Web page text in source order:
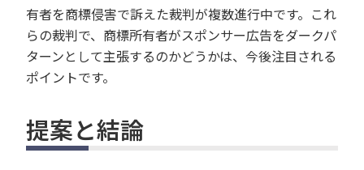
有者を商標侵害で訴えた裁判が複数進行中です。これ
らの裁判で、商標所有者がスポンサー広告をダークパ
ターンとして主張するのかどうかは、今後注目される
ポイントです。
提案と結論